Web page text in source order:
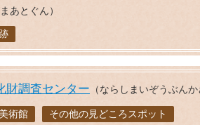
あとぐん）
財調査センター （ならしまいぞうぶん
術館 その他の見どころスポット